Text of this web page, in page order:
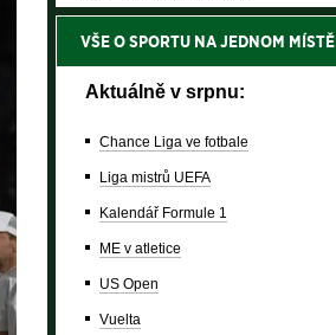
VŠE O SPORTU NA JEDNOM MÍSTĚ
Aktuálně v srpnu:
Chance Liga ve fotbale
Liga mistrů UEFA
Kalendář Formule 1
ME v atletice
US Open
Vuelta